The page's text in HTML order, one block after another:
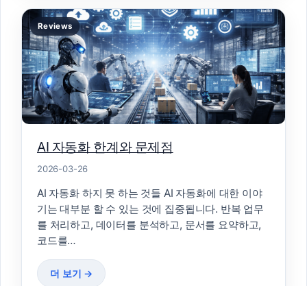
Reviews
AI 자동화 한계와 문제점
2026-03-26
AI 자동화 하지 못 하는 것들 AI 자동화에 대한 이야
기는 대부분 할 수 있는 것에 집중됩니다. 반복 업무
를 처리하고, 데이터를 분석하고, 문서를 요약하고,
코드를…
더 보기 →